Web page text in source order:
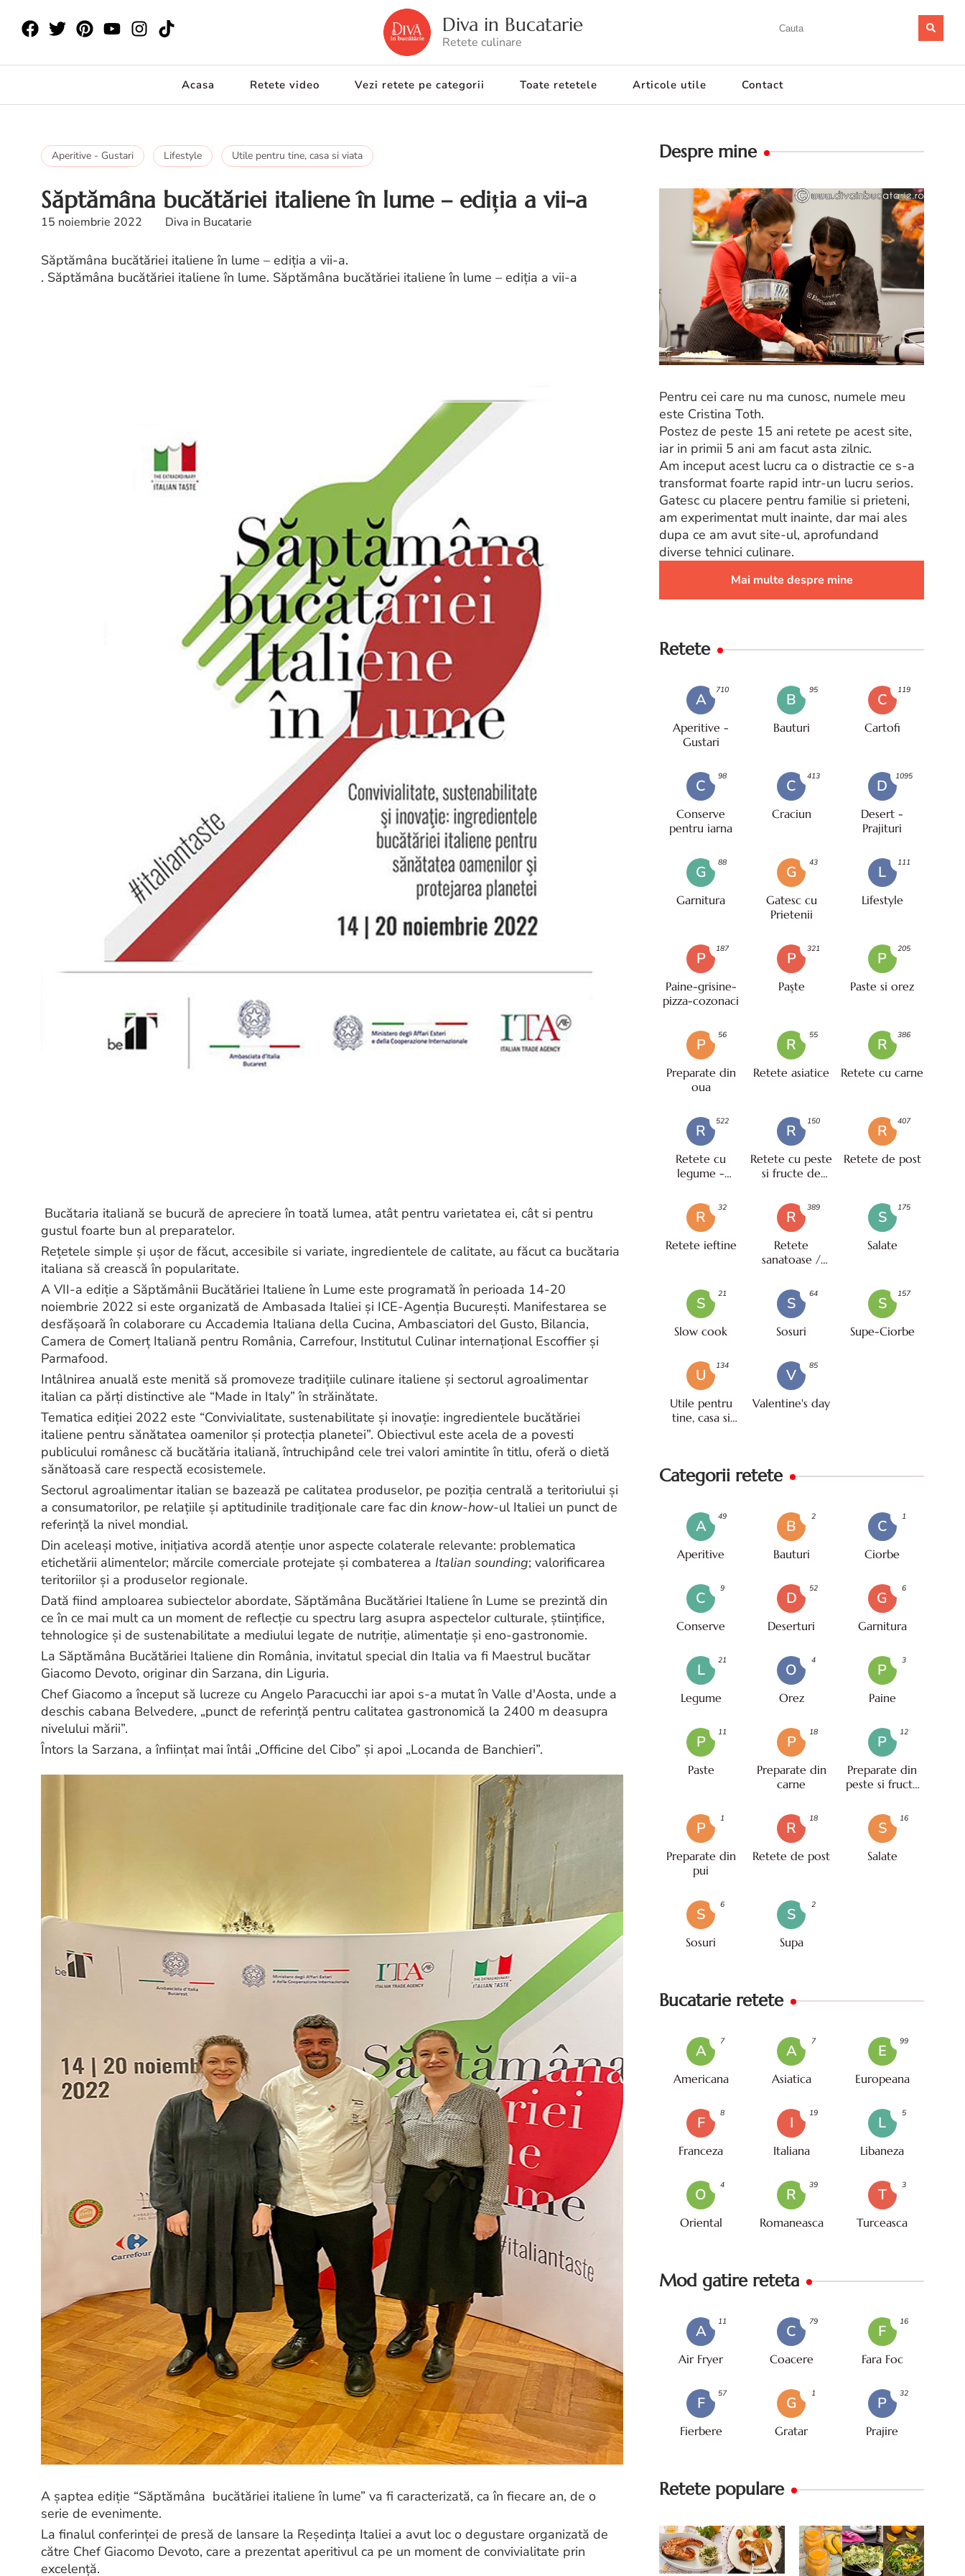
Diva in Bucatarie
Retete culinare
Acasa Retete video Vezi retete pe categorii Toate retetele Articole utile Contact
Aperitive - Gustari Lifestyle Utile pentru tine, casa si viata
Săptămâna bucătăriei italiene în lume – ediția a vii-a
15 noiembrie 2022 Diva in Bucatarie
Săptămâna bucătăriei italiene în lume – ediția a vii-a.
. Săptămâna bucătăriei italiene în lume. Săptămâna bucătăriei italiene în lume – ediția a vii-a
Bucătaria italiană se bucură de apreciere în toată lumea, atât pentru varietatea ei, cât si pentru
gustul foarte bun al preparatelor.
Rețetele simple și ușor de făcut, accesibile si variate, ingredientele de calitate, au făcut ca bucătaria
italiana să crească în popularitate.
A VII-a ediție a Săptămânii Bucătăriei Italiene în Lume este programată în perioada 14-20
noiembrie 2022 si este organizată de Ambasada Italiei şi ICE-Agenţia Bucureşti. Manifestarea se
desfăşoară în colaborare cu Accademia Italiana della Cucina, Ambasciatori del Gusto, Bilancia,
Camera de Comerţ Italiană pentru România, Carrefour, Institutul Culinar internaţional Escoffier şi
Parmafood.
Intâlnirea anuală este menită să promoveze tradițiile culinare italiene şi sectorul agroalimentar
italian ca părţi distinctive ale “Made in Italy” în străinătate.
Tematica ediţiei 2022 este “Convivialitate, sustenabilitate şi inovaţie: ingredientele bucătăriei
italiene pentru sănătatea oamenilor şi protecţia planetei”. Obiectivul este acela de a povesti
publicului românesc că bucătăria italiană, întruchipând cele trei valori amintite în titlu, oferă o dietă
sănătoasă care respectă ecosistemele.
Sectorul agroalimentar italian se bazează pe calitatea produselor, pe poziţia centrală a teritoriului și
a consumatorilor, pe relațiile și aptitudinile tradiționale care fac din know-how-ul Italiei un punct de
referință la nivel mondial.
Din aceleaşi motive, inițiativa acordă atenție unor aspecte colaterale relevante: problematica
etichetării alimentelor; mărcile comerciale protejate și combaterea a Italian sounding; valorificarea
teritoriilor și a produselor regionale.
Dată fiind amploarea subiectelor abordate, Săptămâna Bucătăriei Italiene în Lume se prezintă din
ce în ce mai mult ca un moment de reflecție cu spectru larg asupra aspectelor culturale, științifice,
tehnologice și de sustenabilitate a mediului legate de nutriție, alimentație și eno-gastronomie.
La Săptămâna Bucătăriei Italiene din România, invitatul special din Italia va fi Maestrul bucătar
Giacomo Devoto, originar din Sarzana, din Liguria.
Chef Giacomo a început să lucreze cu Angelo Paracucchi iar apoi s-a mutat în Valle d'Aosta, unde a
deschis cabana Belvedere, „punct de referință pentru calitatea gastronomică la 2400 m deasupra
nivelului mării”.
Întors la Sarzana, a înfiinţat mai întâi „Officine del Cibo” și apoi „Locanda de Banchieri”.
A șaptea ediție “Săptămâna bucătăriei italiene în lume” va fi caracterizată, ca în fiecare an, de o
serie de evenimente. ​​
La finalul conferinței de presă de lansare la Reşedinţa Italiei a avut loc o degustare organizată de
către Chef Giacomo Devoto, care a prezentat aperitivul ca pe un moment de convivialitate prin
excelență.
Despre mine
Pentru cei care nu ma cunosc, numele meu
este Cristina Toth.
Postez de peste 15 ani retete pe acest site,
iar in primii 5 ani am facut asta zilnic.
Am inceput acest lucru ca o distractie ce s-a
transformat foarte rapid intr-un lucru serios.
Gatesc cu placere pentru familie si prieteni,
am experimentat mult inainte, dar mai ales
dupa ce am avut site-ul, aprofundand
diverse tehnici culinare.
Mai multe despre mine
Retete
A
Aperitive -
Gustari
710
B
Bauturi
95
C
Cartofi
119
C
Conserve
pentru iarna
98
C
Craciun
413
D
Desert -
Prajituri
1095
G
Garnitura
88
G
Gatesc cu
Prietenii
43
L
Lifestyle
111
P
Paine-grisine-
pizza-cozonaci
187
P
Paşte
321
P
Paste si orez
205
P
Preparate din
oua
56
R
Retete asiatice
55
R
Retete cu carne
386
R
Retete cu
legume -
522
R
Retete cu peste
si fructe de
150
R
Retete de post
407
R
Retete ieftine
32
R
Retete
sanatoase /
389
S
Salate
175
S
Slow cook
21
S
Sosuri
64
S
Supe-Ciorbe
157
U
Utile pentru
tine, casa si
134
V
Valentine's day
85
Categorii retete
A
Aperitive
49
B
Bauturi
2
C
Ciorbe
1
C
Conserve
9
D
Deserturi
52
G
Garnitura
6
L
Legume
21
O
Orez
4
P
Paine
3
P
Paste
11
P
Preparate din
carne
18
P
Preparate din
peste si fructe
12
P
Preparate din
pui
1
R
Retete de post
18
S
Salate
16
S
Sosuri
6
S
Supa
2
Bucatarie retete
A
Americana
7
A
Asiatica
7
E
Europeana
99
F
Franceza
8
I
Italiana
19
L
Libaneza
5
O
Oriental
4
R
Romaneasca
39
T
Turceasca
3
Mod gatire reteta
A
Air Fryer
11
C
Coacere
79
F
Fara Foc
16
F
Fierbere
57
G
Gratar
1
P
Prajire
32
Retete populare